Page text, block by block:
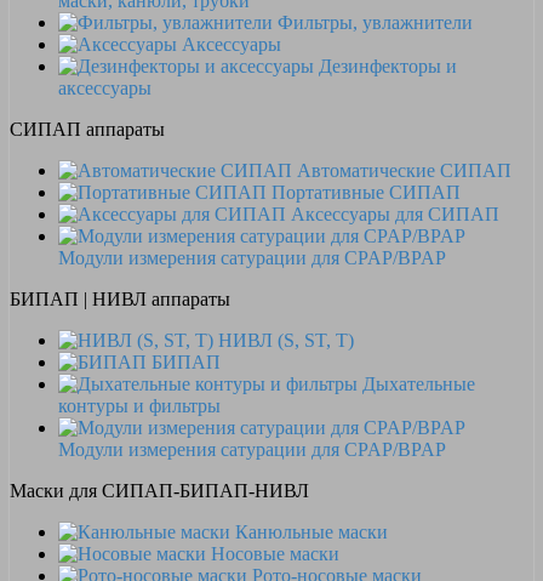
Фильтры, увлажнители
Аксессуары
Дезинфекторы и
аксессуары
СИПАП аппараты
Автоматические СИПАП
Портативные СИПАП
Аксессуары для СИПАП
Модули измерения сатурации для CPAP/BPAP
БИПАП | НИВЛ аппараты
НИВЛ (S, ST, T)
БИПАП
Дыхательные
контуры и фильтры
Модули измерения сатурации для CPAP/BPAP
Маски для СИПАП-БИПАП-НИВЛ
Канюльные маски
Носовые маски
Рото-носовые маски